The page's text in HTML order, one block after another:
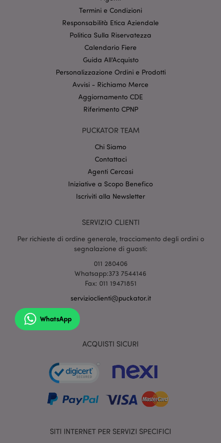
Termini e Condizioni
Responsabilità Etica Aziendale
Politica Sulla Riservatezza
Calendario Fiere
Guida All'Acquisto
Personalizzazione Ordini e Prodotti
Avvisi - Richiamo Merce
Aggiornamento CDE
Riferimento CPNP
PUCKATOR TEAM
Chi Siamo
Contattaci
Agenti Cercasi
Iniziative a Scopo Benefico
Iscriviti alla Newsletter
SERVIZIO CLIENTI
Per richieste di ordine generale, tracciamento degli ordini o
segnalazione di guasti:
011 280406
Whatsapp:373 7544146
Fax: 011 19471851
servizioclienti@puckator.it
WhatsApp
ACQUISTI SICURI
SITI INTERNET PER SERVIZI SPECIFICI
propria area riservata e gestione dell'account. Il sito
internet non può essere utilizzato correttamente
senza i cookie strettamente necessari.
CookieScriptConsent
recently_viewed_product
mage-cache-sessid
Adobe Inc.
www.puckator.it
l"Informativa sulla privacy di Google